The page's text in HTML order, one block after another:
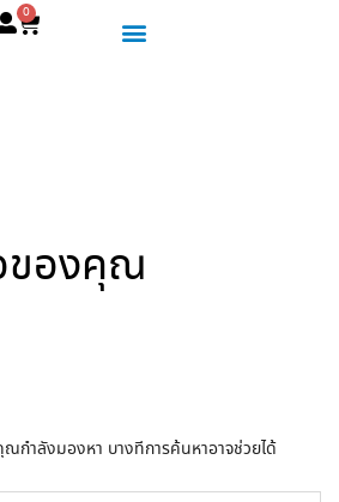
0
ของคุณ
ณกำลังมองหา บางทีการค้นหาอาจช่วยได้